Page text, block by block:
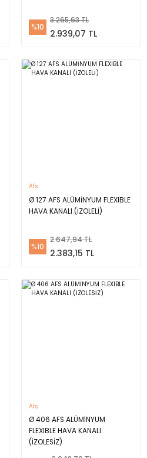
%10
3.265,63 TL
2.939,07 TL
Afs
Ø 127 AFS ALÜMİNYUM FLEXIBLE
HAVA KANALI (İZOLELİ)
%10
2.647,94 TL
2.383,15 TL
Afs
Ø 406 AFS ALÜMİNYUM
FLEXIBLE HAVA KANALI
(İZOLESİZ)